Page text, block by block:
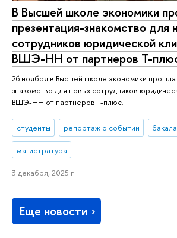
В Высшей школе экономики
презентация-знакомство для
сотрудников юридической
ВШЭ-НН от партнеров Т-
26 ноября в Высшей школе экономики прошла
знакомство для новых сотрудников
ВШЭ-НН от партнеров Т-плюс.
студенты репортаж о событии
магистратура
3 декабря, 2025 г.
Еще новости